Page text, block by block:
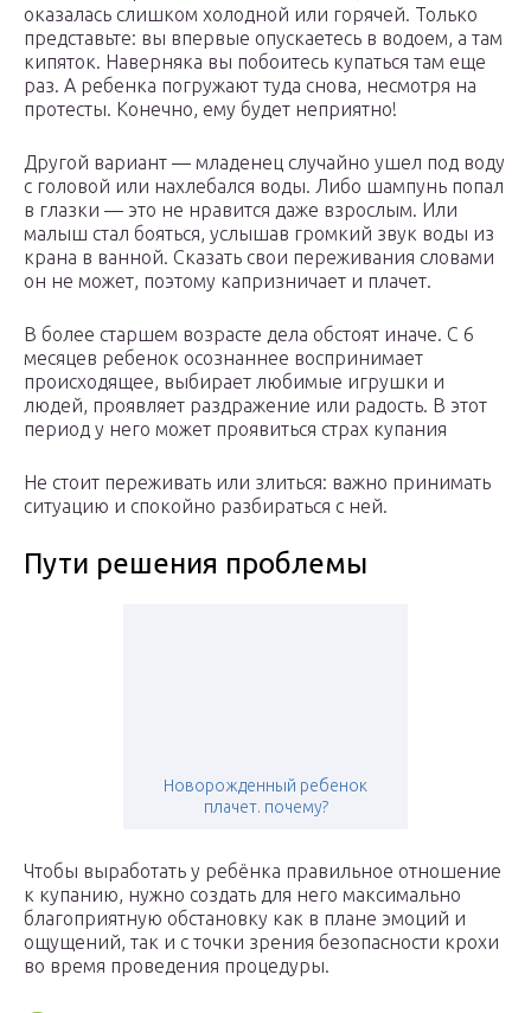
оказалась слишком холодной или горячей. Только
представьте: вы впервые опускаетесь в водоем, а там
кипяток. Наверняка вы побоитесь купаться там еще
раз. А ребенка погружают туда снова, несмотря на
протесты. Конечно, ему будет неприятно!
Другой вариант — младенец случайно ушел под воду
с головой или нахлебался воды. Либо шампунь попал
в глазки — это не нравится даже взрослым. Или
малыш стал бояться, услышав громкий звук воды из
крана в ванной. Сказать свои переживания словами
он не может, поэтому капризничает и плачет.
В более старшем возрасте дела обстоят иначе. С 6
месяцев ребенок осознаннее воспринимает
происходящее, выбирает любимые игрушки и
людей, проявляет раздражение или радость. В этот
период у него может проявиться страх купания
Не стоит переживать или злиться: важно принимать
ситуацию и спокойно разбираться с ней.
Пути решения проблемы
Новорожденный ребенок
плачет. почему?
Чтобы выработать у ребёнка правильное отношение
к купанию, нужно создать для него максимально
благоприятную обстановку как в плане эмоций и
ощущений, так и с точки зрения безопасности крохи
во время проведения процедуры.